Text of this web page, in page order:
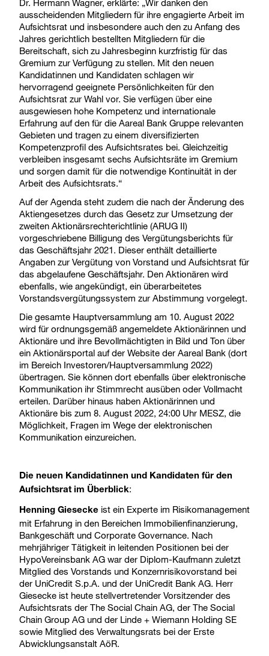
ausscheidenden Mitgliedern für ihre engagierte Arbeit im
Aufsichtsrat und insbesondere auch den zu Anfang des
Jahres gerichtlich bestellten Mitgliedern für die
Bereitschaft, sich zu Jahresbeginn kurzfristig für das
Gremium zur Verfügung zu stellen. Mit den neuen
Kandidatinnen und Kandidaten schlagen wir
hervorragend geeignete Persönlichkeiten für den
Aufsichtsrat zur Wahl vor. Sie verfügen über eine
ausgewiesen hohe Kompetenz und internationale
Erfahrung auf den für die Aareal Bank Gruppe relevanten
Gebieten und tragen zu einem diversifizierten
Kompetenzprofil des Aufsichtsrates bei. Gleichzeitig
verbleiben insgesamt sechs Aufsichtsräte im Gremium
und sorgen damit für die notwendige Kontinuität in der
Arbeit des Aufsichtsrats.“
Auf der Agenda steht zudem die nach der Änderung des
Aktiengesetzes durch das Gesetz zur Umsetzung der
zweiten Aktionärsrechterichtlinie (ARUG II)
vorgeschriebene Billigung des Vergütungsberichts für
das Geschäftsjahr 2021. Dieser enthält detaillierte
Angaben zur Vergütung von Vorstand und Aufsichtsrat für
das abgelaufene Geschäftsjahr. Den Aktionären wird
ebenfalls, wie angekündigt, ein überarbeitetes
Vorstandsvergütungssystem zur Abstimmung vorgelegt.
Die gesamte Hauptversammlung am 10. August 2022
wird für ordnungsgemäß angemeldete Aktionärinnen und
Aktionäre und ihre Bevollmächtigten in Bild und Ton über
ein Aktionärsportal auf der Website der Aareal Bank (dort
im Bereich Investoren/Hauptversammlung 2022)
übertragen. Sie können dort ebenfalls über elektronische
Kommunikation ihr Stimmrecht ausüben oder Vollmacht
erteilen. Darüber hinaus haben Aktionärinnen und
Aktionäre bis zum 8. August 2022, 24:00 Uhr MESZ, die
Möglichkeit, Fragen im Wege der elektronischen
Kommunikation einzureichen.
Die neuen Kandidatinnen und Kandidaten für den
Aufsichtsrat im Überblick:
Henning Giesecke ist ein Experte im Risikomanagement
mit Erfahrung in den Bereichen Immobilienfinanzierung,
Bankgeschäft und Corporate Governance. Nach
mehrjähriger Tätigkeit in leitenden Positionen bei der
HypoVereinsbank AG war der Diplom-Kaufmann zuletzt
Mitglied des Vorstands und Konzernrisikovorstand bei
der UniCredit S.p.A. und der UniCredit Bank AG. Herr
Giesecke ist heute stellvertretender Vorsitzender des
Aufsichtsrats der The Social Chain AG, der The Social
Chain Group AG und der Linde + Wiemann Holding SE
sowie Mitglied des Verwaltungsrats bei der Erste
Abwicklungsanstalt AöR.